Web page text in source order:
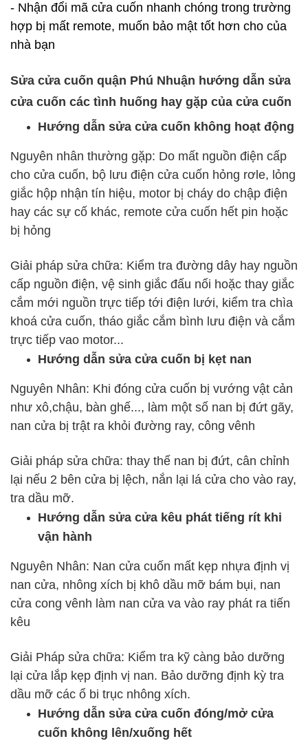
- Nhận đổi mã cửa cuốn nhanh chóng trong trường
hợp bị mất remote, muốn bảo mật tốt hơn cho của
nhà bạn
Sửa cửa cuốn quận Phú Nhuận hướng dẫn sửa
cửa cuốn các tình huống hay gặp của cửa cuốn
Hướng dẫn sửa cửa cuốn không hoạt động
Nguyên nhân thường gặp: Do mất nguồn điện cấp
cho cửa cuốn, bộ lưu điện cửa cuốn hỏng rơle, lỏng
giắc hộp nhận tín hiệu, motor bị cháy do chập điện
hay các sự cố khác, remote cửa cuốn hết pin hoặc
bị hỏng
Giải pháp sửa chữa: Kiểm tra đường dây hay nguồn
cấp nguồn điện, vệ sinh giắc đấu nối hoặc thay giắc
cắm mới nguồn trực tiếp tới điện lưới, kiểm tra chìa
khoá cửa cuốn, tháo giắc cắm bình lưu điện và cắm
trực tiếp vao motor...
Hướng dẫn sửa cửa cuốn bị kẹt nan
Nguyên Nhân: Khi đóng cửa cuốn bị vướng vật cản
như xô,chậu, bàn ghế..., làm một số nan bị đứt gãy,
nan cửa bị trật ra khỏi đường ray, công vênh
Giải pháp sửa chữa: thay thế nan bị đứt, cân chỉnh
lại nếu 2 bên cửa bị lệch, nắn lại lá cửa cho vào ray,
tra dầu mỡ.
Hướng dẫn sửa cửa kêu phát tiếng rít khi
vận hành
Nguyên Nhân: Nan cửa cuốn mất kẹp nhựa định vị
nan cửa, nhông xích bị khô dầu mỡ bám bụi, nan
cửa cong vênh làm nan cửa va vào ray phát ra tiến
kêu
Giải Pháp sửa chữa: Kiểm tra kỹ càng bảo dưỡng
lại cửa lắp kẹp định vị nan. Bảo dưỡng định kỳ tra
dầu mỡ các ổ bi trục nhông xích.
Hướng dẫn sửa cửa cuốn đóng/mở cửa
cuốn không lên/xuống hết